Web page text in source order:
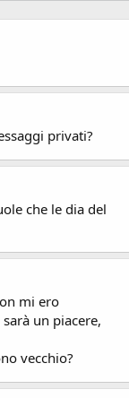
privati?
che le dia del
mi ero
un piacere,
vecchio?